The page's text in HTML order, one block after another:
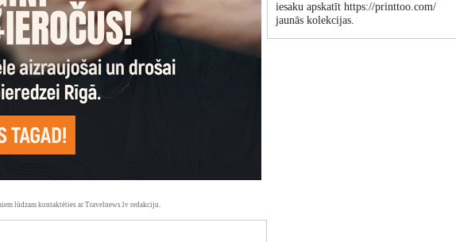
lūdzam kontaktēties ar Travelnews.lv redakciju.
iesaku apskatīt https://printtoo.com/
jaunās kolekcijas.